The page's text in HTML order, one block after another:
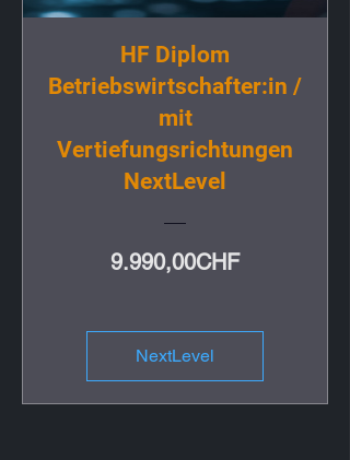
HF Diplom
Betriebswirtschafter:in /
mit
Vertiefungsrichtungen
NextLevel
9.990,00CHFPreis
NextLevel